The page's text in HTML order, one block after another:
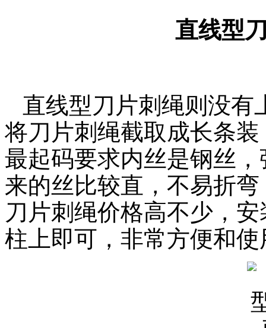
直线型
直线型刀片刺绳则没有
将刀片刺绳截取成长条
最起码要求内丝是钢丝
来的丝比较直，不易折
刀片刺绳价格高不少，
柱上即可，非常方便和使